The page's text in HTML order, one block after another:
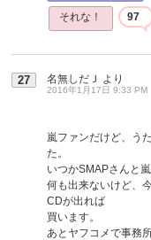
それな！ 97
27 名無しだＪ より
2016年1月17日 9:33 PM
嵐ファンだけど、う
た。
いつかSMAPさんと
何も出来ないけど、
CDが出れば
買います。
あとヤフコメで事務